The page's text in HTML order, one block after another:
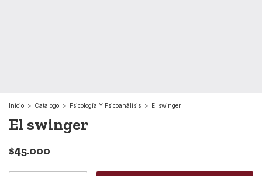
Inicio > Catalogo > Psicología Y Psicoanálisis > El swinger
El swinger
$45.000